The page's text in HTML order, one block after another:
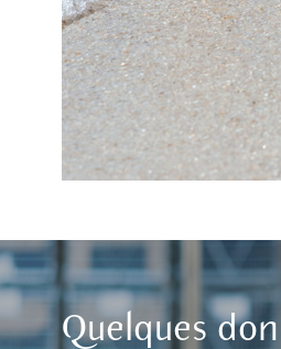
Quelques